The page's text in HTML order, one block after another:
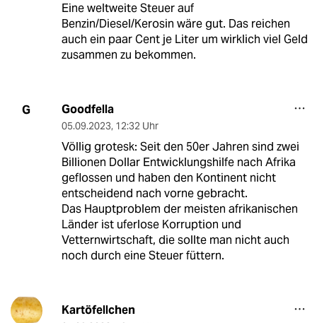
Eine weltweite Steuer auf
Benzin/Diesel/Kerosin wäre gut. Das reichen
auch ein paar Cent je Liter um wirklich viel Geld
zusammen zu bekommen.
G Goodfella
05.09.2023, 12:32 Uhr
Völlig grotesk: Seit den 50er Jahren sind zwei
Billionen Dollar Entwicklungshilfe nach Afrika
geflossen und haben den Kontinent nicht
entscheidend nach vorne gebracht.
Das Hauptproblem der meisten afrikanischen
Länder ist uferlose Korruption und
Vetternwirtschaft, die sollte man nicht auch
noch durch eine Steuer füttern.
Kartöfellchen